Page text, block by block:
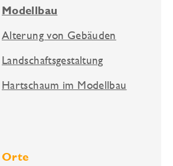
Modellbau
Alterung von Gebäuden
Landschaftsgestaltung
Hartschaum im Modellbau
Orte